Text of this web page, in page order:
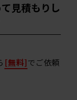
見積もりし
[無料]でご依頼